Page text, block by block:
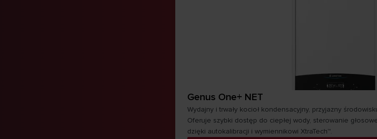
Genus One+ NET
Wydajny i trwały kocioł kondensacyjny, przyjazny
Oferuje szybki dostęp do ciepłej wody, sterowanie
dzięki autokalibracji i wymiennikowi XtraTech™.